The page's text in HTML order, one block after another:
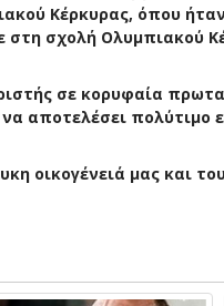
Κέρκυρας, όπου
στη σχολή Ολυμπιακού
σε κορυφαία
αποτελέσει πολύτιμο
οικογένειά μας και